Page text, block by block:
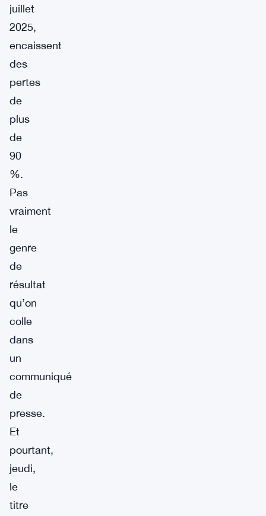
juillet
2025,
encaissent
des
pertes
de
plus
de
90
%.
Pas
vraiment
le
genre
de
résultat
qu’on
colle
dans
un
communiqué
de
presse.
Et
pourtant,
jeudi,
le
titre